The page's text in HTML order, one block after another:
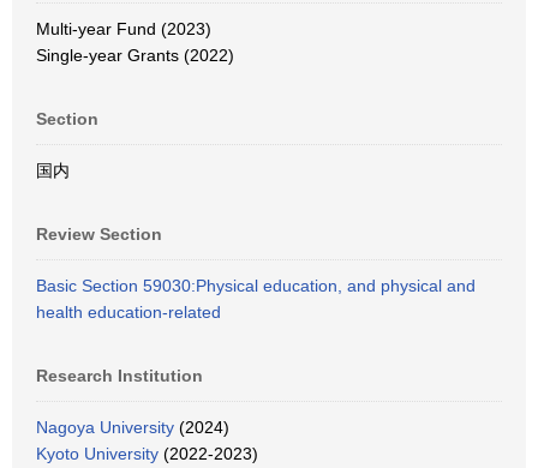
Multi-year Fund (2023)
Single-year Grants (2022)
Section
国内
Review Section
Basic Section 59030:Physical education, and physical and
health education-related
Research Institution
Nagoya University (2024)
Kyoto University (2022-2023)